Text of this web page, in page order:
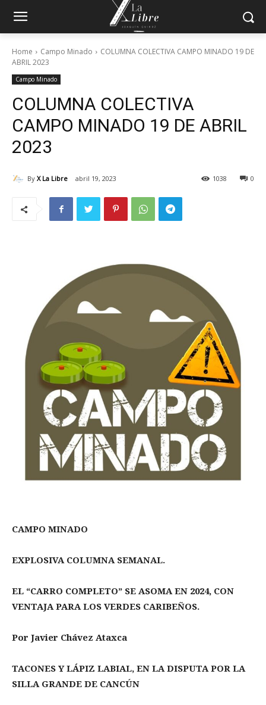
Home Campo Minado
COLUMNA COLECTIVA CAMPO MINADO 19 DE
ABRIL 2023
Campo Minado
COLUMNA COLECTIVA
CAMPO MINADO 19 DE ABRIL
2023
By X La Libre abril 19, 2023 0
1038
CAMPO MINADO
EXPLOSIVA COLUMNA SEMANAL.
EL “CARRO COMPLETO” SE ASOMA EN 2024, CON
VENTAJA PARA LOS VERDES CARIBEÑOS.
Por Javier Chávez Ataxca
TACONES Y LÁPIZ LABIAL, EN LA DISPUTA POR LA
SILLA GRANDE DE CANCÚN